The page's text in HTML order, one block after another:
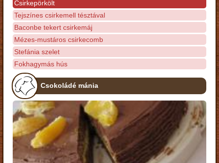
Csirkepörkölt
Tejszínes csirkemell tésztával
Baconbe tekert csirkemáj
Mézes-mustáros csirkecomb
Stefánia szelet
Fokhagymás hús
Csokoládé mánia